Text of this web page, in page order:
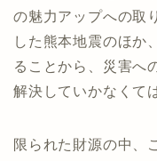
の魅力アップへの取
した熊本地震のほか
ることから、災害へ
解決していかなくて
限られた財源の中、